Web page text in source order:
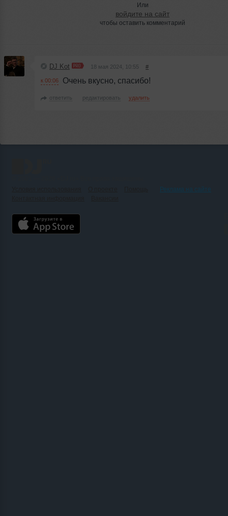
Или
войдите на сайт
чтобы оставить комментарий
DJ Kot 18 мая 2024, 10:55 #
к 00:06 Очень вкусно, спасибо!
ответить редактировать удалить
Реклама на сайте